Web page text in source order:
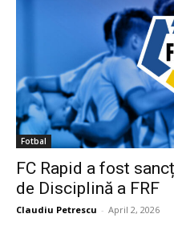
Fotbal
FC Rapid a fost
de Disciplină a FRF
Claudiu Petrescu - April 2, 2026